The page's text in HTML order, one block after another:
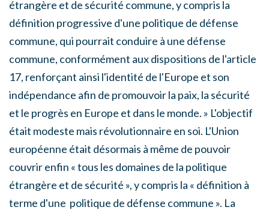
étrangère et de sécurité commune, y compris la
définition progressive d'une politique de défense
commune, qui pourrait conduire à une défense
commune, conformément aux dispositions de l'article
17, renforçant ainsi l'identité de l'Europe et son
indépendance afin de promouvoir la paix, la sécurité
et le progrès en Europe et dans le monde. » L'objectif
était modeste mais révolutionnaire en soi. L'Union
européenne était désormais à même de pouvoir
couvrir enfin « tous les domaines de la politique
étrangère et de sécurité », y compris la « définition à
terme d'une politique de défense commune ». La